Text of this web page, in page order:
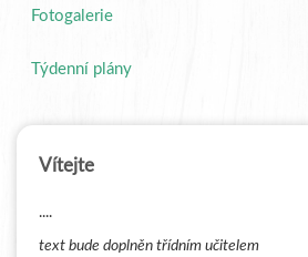
Fotogalerie
Týdenní plány
Vítejte
....
text bude doplněn třídním učitelem